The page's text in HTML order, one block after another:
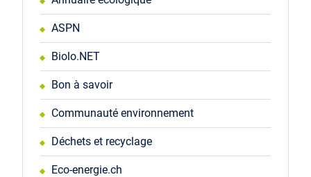
ASPN
Biolo.NET
Bon à savoir
Communauté environnement
Déchets et recyclage
Eco-energie.ch